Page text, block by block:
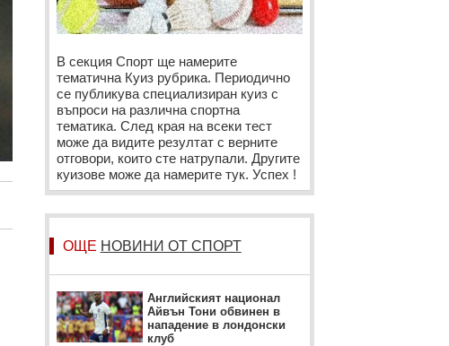
В секция Спорт ще намерите
тематична Куиз рубрика. Периодично
се публикува специализиран куиз с
въпроси на различна спортна
тематика. След края на всеки тест
може да видите резултат с верните
отговори, които сте натрупали. Другите
куизове може да намерите тук. Успех !
ОЩЕ НОВИНИ ОТ СПОРТ
Английският национал
Айвън Тони обвинен в
нападение в лондонски
клуб